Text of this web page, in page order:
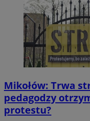
Mikołów: Trwa
pedagodzy
protestu?